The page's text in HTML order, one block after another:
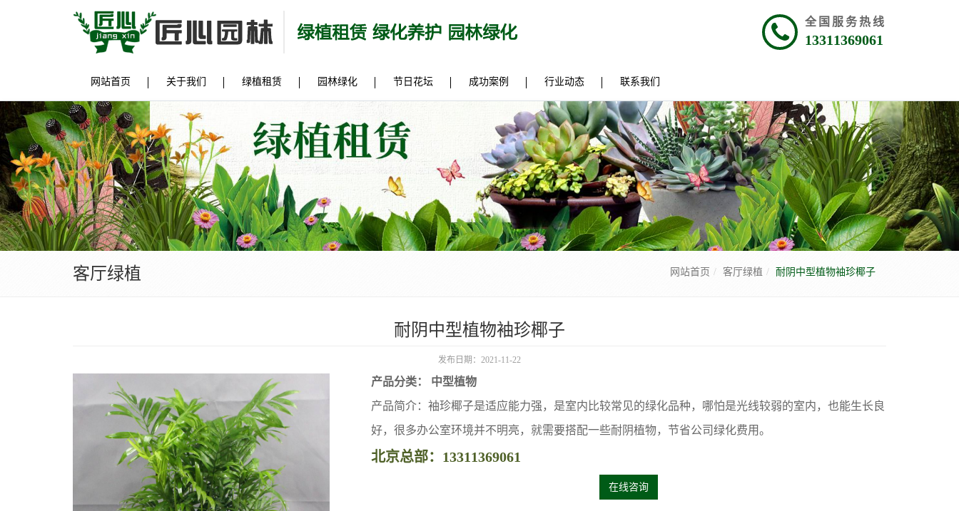
全国服务热线
13311369061
网站首页 关于我们 绿植租赁 园林绿化 节日花坛 成功案例 行业动态 联系我们
客厅绿植 网站首页 客厅绿植 耐阴中型植物袖珍椰子
耐阴中型植物袖珍椰子
发布日期：2021-11-22
产品分类： 中型植物
产品简介：袖珍椰子是适应能力强，是室内比较常见的绿化品种，哪怕是光线较弱的室内，也能生长良
好，很多办公室环境并不明亮，就需要搭配一些耐阴植物，节省公司绿化费用。
北京总部：13311369061
在线咨询